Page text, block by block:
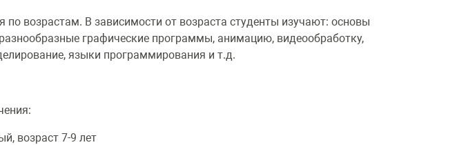
по возрастам. В зависимости от возраста студенты изучают: основы
графические программы, анимацию, видеообработку,
языки программирования и т.д.
возраст 7-9 лет